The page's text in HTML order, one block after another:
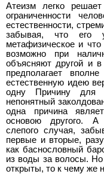
Атеизм легко
ограниченности
естественности,
забывая, что его
метафизическое и
возможно при
объясняют другой и в
предполагает
естественную идею
одну Причину для
непонятный
одна причина
основою другого. А
слепого случая,
первые и вторые,
как баснословный
из воды за волосы.
открыты, то к чему же